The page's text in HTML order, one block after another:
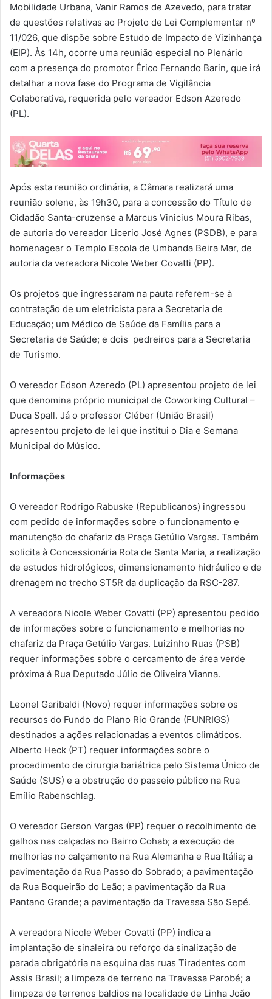
Mobilidade Urbana, Vanir Ramos de Azevedo, para tratar
de questões relativas ao Projeto de Lei Complementar nº
11/026, que dispõe sobre Estudo de Impacto de Vizinhança
(EIP). Às 14h, ocorre uma reunião especial no Plenário
com a presença do promotor Érico Fernando Barin, que irá
detalhar a nova fase do Programa de Vigilância
Colaborativa, requerida pelo vereador Edson Azeredo
(PL).
Após esta reunião ordinária, a Câmara realizará uma
reunião solene, às 19h30, para a concessão do Título de
Cidadão Santa-cruzense a Marcus Vinicius Moura Ribas,
de autoria do vereador Licerio José Agnes (PSDB), e para
homenagear o Templo Escola de Umbanda Beira Mar, de
autoria da vereadora Nicole Weber Covatti (PP).
Os projetos que ingressaram na pauta referem-se à
contratação de um eletricista para a Secretaria de
Educação; um Médico de Saúde da Família para a
Secretaria de Saúde; e dois pedreiros para a Secretaria
de Turismo.
O vereador Edson Azeredo (PL) apresentou projeto de lei
que denomina próprio municipal de Coworking Cultural –
Duca Spall. Já o professor Cléber (União Brasil)
apresentou projeto de lei que institui o Dia e Semana
Municipal do Músico.
Informações
O vereador Rodrigo Rabuske (Republicanos) ingressou
com pedido de informações sobre o funcionamento e
manutenção do chafariz da Praça Getúlio Vargas. Também
solicita à Concessionária Rota de Santa Maria, a realização
de estudos hidrológicos, dimensionamento hidráulico e de
drenagem no trecho ST5R da duplicação da RSC-287.
A vereadora Nicole Weber Covatti (PP) apresentou pedido
de informações sobre o funcionamento e melhorias no
chafariz da Praça Getúlio Vargas. Luizinho Ruas (PSB)
requer informações sobre o cercamento de área verde
próxima à Rua Deputado Júlio de Oliveira Vianna.
Leonel Garibaldi (Novo) requer informações sobre os
recursos do Fundo do Plano Rio Grande (FUNRIGS)
destinados a ações relacionadas a eventos climáticos.
Alberto Heck (PT) requer informações sobre o
procedimento de cirurgia bariátrica pelo Sistema Único de
Saúde (SUS) e a obstrução do passeio público na Rua
Emílio Rabenschlag.
O vereador Gerson Vargas (PP) requer o recolhimento de
galhos nas calçadas no Bairro Cohab; a execução de
melhorias no calçamento na Rua Alemanha e Rua Itália; a
pavimentação da Rua Passo do Sobrado; a pavimentação
da Rua Boqueirão do Leão; a pavimentação da Rua
Pantano Grande; a pavimentação da Travessa São Sepé.
A vereadora Nicole Weber Covatti (PP) indica a
implantação de sinaleira ou reforço da sinalização de
parada obrigatória na esquina das ruas Tiradentes com
Assis Brasil; a limpeza de terreno na Travessa Parobé; a
limpeza de terrenos baldios na localidade de Linha João